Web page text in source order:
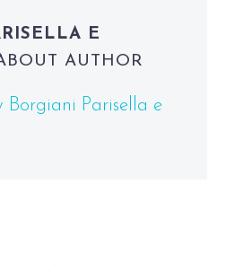
E
AUTHOR
Borgiani Parisella e